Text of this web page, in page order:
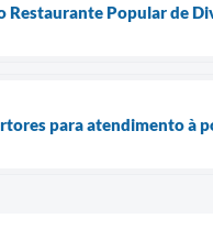
Restaurante Popular de
para atendimento à